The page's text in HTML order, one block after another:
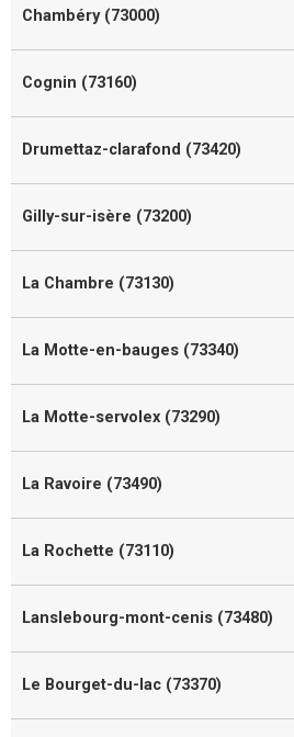
Chambéry (73000)
Cognin (73160)
Drumettaz-clarafond (73420)
Gilly-sur-isère (73200)
La Chambre (73130)
La Motte-en-bauges (73340)
La Motte-servolex (73290)
La Ravoire (73490)
La Rochette (73110)
Lanslebourg-mont-cenis (73480)
Le Bourget-du-lac (73370)